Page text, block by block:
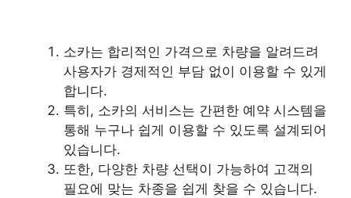
소카는 합리적인 가격으로 차량을 알려드려
사용자가 경제적인 부담 없이 이용할 수 있게
합니다.
특히, 소카의 서비스는 간편한 예약 시스템을
통해 누구나 쉽게 이용할 수 있도록 설계되어
있습니다.
또한, 다양한 차량 선택이 가능하여 고객의
필요에 맞는 차종을 쉽게 찾을 수 있습니다.